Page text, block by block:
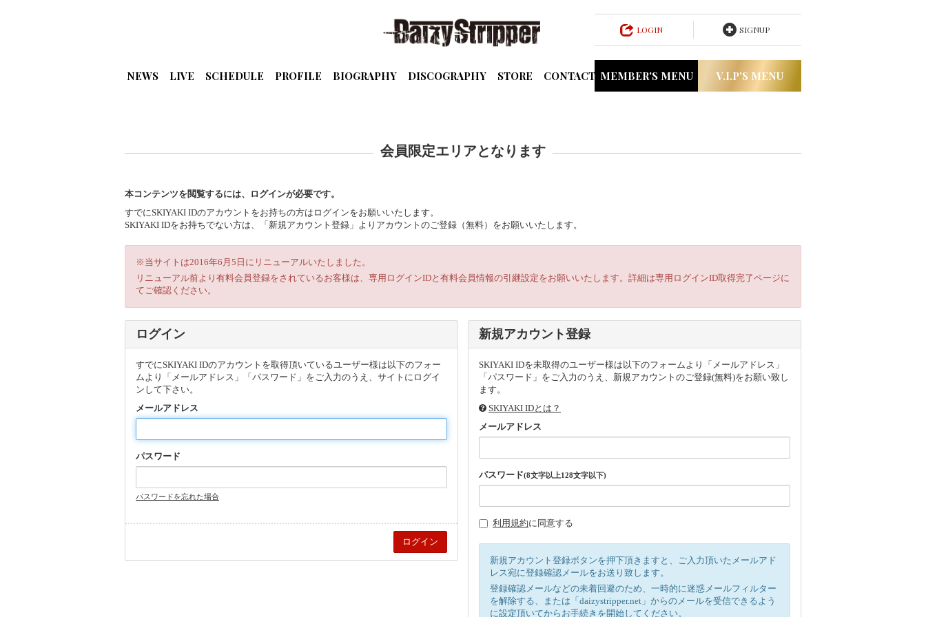
LOGIN SIGNUP
NEWS LIVE SCHEDULE PROFILE BIOGRAPHY DISCOGRAPHY STORE CONTACT V.I.P'S MENU
MEMBER'S MENU
会員限定エリアとなります
本コンテンツを閲覧するには、ログインが必要です。
すでにSKIYAKI IDのアカウントをお持ちの方はログインをお願いいたします。
SKIYAKI IDをお持ちでない方は、「新規アカウント登録」よりアカウントのご登録（無料）をお願いいたします。
※当サイトは2016年6月5日にリニューアルいたしました。
リニューアル前より有料会員登録をされているお客様は、専用ログインIDと有料会員情報の引継設定をお願いいたします。詳細は専用ログインID取得完了ページに
てご確認ください。
ログイン
すでにSKIYAKI IDのアカウントを取得頂いているユーザー様は以下のフォー
ムより「メールアドレス」「パスワード」をご入力のうえ、サイトにログイ
ンして下さい。
メールアドレス
パスワード
パスワードを忘れた場合
新規アカウント登録
SKIYAKI IDを未取得のユーザー様は以下のフォームより「メールアドレス」
「パスワード」をご入力のうえ、新規アカウントのご登録(無料)をお願い致し
ます。
SKIYAKI IDとは？
メールアドレス
パスワード(8文字以上128文字以下)
利用規約に同意する
新規アカウント登録ボタンを押下頂きますと、ご入力頂いたメールアド
レス宛に登録確認メールをお送り致します。
登録確認メールなどの未着回避のため、一時的に迷惑メールフィルター
を解除する、または「daizystripper.net」からのメールを受信できるよう
に設定頂いてからお手続きを開始してください。